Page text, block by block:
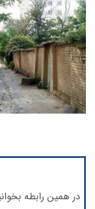
در همین رابطه